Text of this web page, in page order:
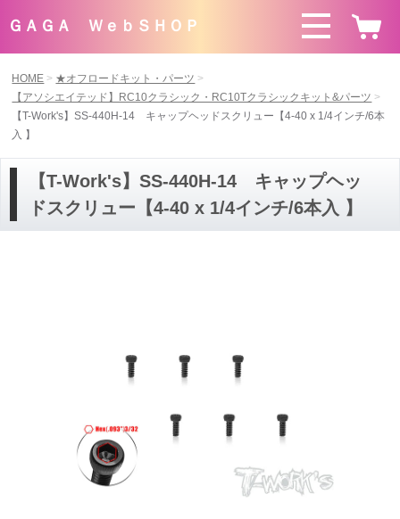
ＧＡＧＡ ＷｅｂＳＨＯＰ
HOME
★オフロードキット・パーツ
【アソシエイテッド】RC10クラシック・RC10Tクラシックキット&パーツ
【T-Work's】SS-440H-14 キャップヘッドスクリュー【4-40 x 1/4インチ/6本
入 】
【T-Work's】SS-440H-14 キャップヘッ
ドスクリュー【4-40 x 1/4インチ/6本入 】